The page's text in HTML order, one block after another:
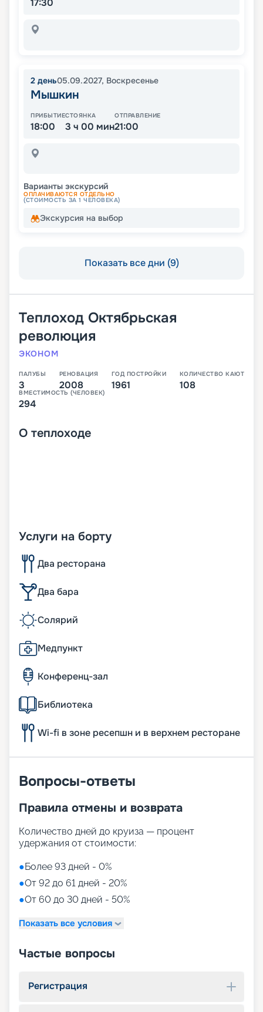
17:30
2 день05.09.2027, Воскресенье
Мышкин
ПРИБЫТИЕ
18:00
СТОЯНКА
3 ч 00 мин
ОТПРАВЛЕНИЕ
21:00
Варианты экскурсий
ОПЛАЧИВАЮТСЯ ОТДЕЛЬНО
(СТОИМОСТЬ ЗА 1 ЧЕЛОВЕКА)
Экскурсия на выбор
Показать все дни (9)
Теплоход Октябрьская
революция
ЭКОНОМ
ПАЛУБЫ
3
РЕНОВАЦИЯ
2008
ГОД ПОСТРОЙКИ
1961
КОЛИЧЕСТВО КАЮТ
108
ВМЕСТИМОСТЬ (ЧЕЛОВЕК)
294
О теплоходе
Услуги на борту
Два ресторана
Два бара
Солярий
Медпункт
Конференц-зал
Библиотека
Wi-fi в зоне ресепшн и в верхнем ресторане
Вопросы-ответы
Правила отмены и возврата
Количество дней до круиза — процент
удержания от стоимости:
●Более 93 дней - 0%
●От 92 до 61 дней - 20%
●От 60 до 30 дней - 50%
Показать все условия
Частые вопросы
Регистрация